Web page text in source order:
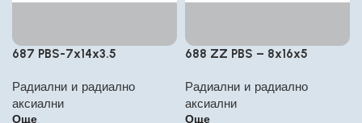
687 PBS-7x14x3.5
Радиални и радиално
аксиални
Още
688 ZZ PBS – 8x16x5
Радиални и радиално
аксиални
Още